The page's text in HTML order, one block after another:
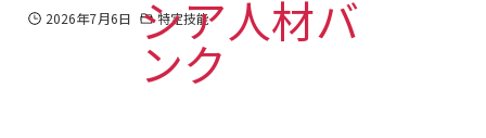
2026年7月6日 特定技能